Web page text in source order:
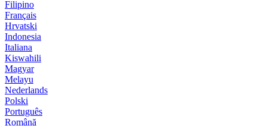
Filipino
Français
Hrvatski
Indonesia
Italiana
Kiswahili
Magyar
Melayu
Nederlands
Polski
Português
Română